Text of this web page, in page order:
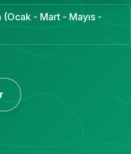
(Ocak - Mart - Mayıs -